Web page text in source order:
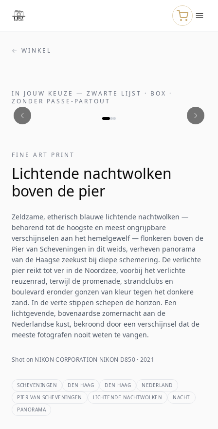
← WINKEL
IN JOUW KEUZE — ZWARTE LIJST · BOX ·
ZONDER PASSE-PARTOUT
FINE ART PRINT
Lichtende nachtwolken
boven de pier
Zeldzame, etherisch blauwe lichtende nachtwolken —
behorend tot de hoogste en meest ongrijpbare
verschijnselen aan het hemelgewelf — flonkeren boven de
Pier van Scheveningen in dit weids, verheven panorama
van de Haagse zeekust bij diepe schemering. De verlichte
pier reikt tot ver in de Noordzee, voorbij het verlichte
reuzenrad, terwijl de promenade, strandclubs en
boulevard eronder gonzen van kleur tegen het donkere
zand. In de verte stippen schepen de horizon. Een
lichtgevende, bovenaardse zomernacht aan de
Nederlandse kust, bekroond door een verschijnsel dat de
meeste fotografen nooit weten te vangen.
Shot on NIKON CORPORATION NIKON D850 · 2021
SCHEVENINGEN DEN HAAG DEN HAAG
NEDERLAND
PIER VAN SCHEVENINGEN
LICHTENDE NACHTWOLKEN
NACHT
PANORAMA